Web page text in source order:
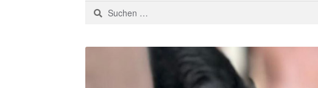
Suchen
nach: